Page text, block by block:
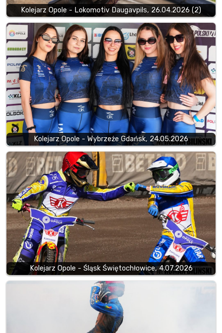
Kolejarz Opole - Lokomotiv Daugavpils, 26.04.2026 (2)
Kolejarz Opole - Wybrzeże Gdańsk, 24.05.2026
Kolejarz Opole - Śląsk Świętochłowice, 4.07.2026